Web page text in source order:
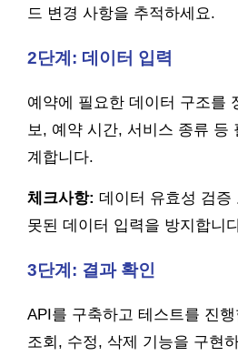
드 변경 사항을 추적하세요.
2단계: 데이터 입력
예약에 필요한 데이터 구조를
보, 예약 시간, 서비스 종류 등
계합니다.
체크사항: 데이터 유효성 검증
못된 데이터 입력을 방지합니
3단계: 결과 확인
API를 구축하고 테스트를 진
조회, 수정, 삭제 기능을 구현